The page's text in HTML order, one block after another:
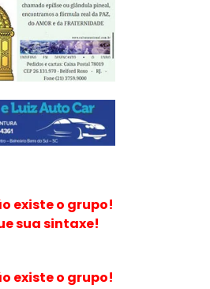
existe o grupo!
sua sintaxe!
existe o grupo!